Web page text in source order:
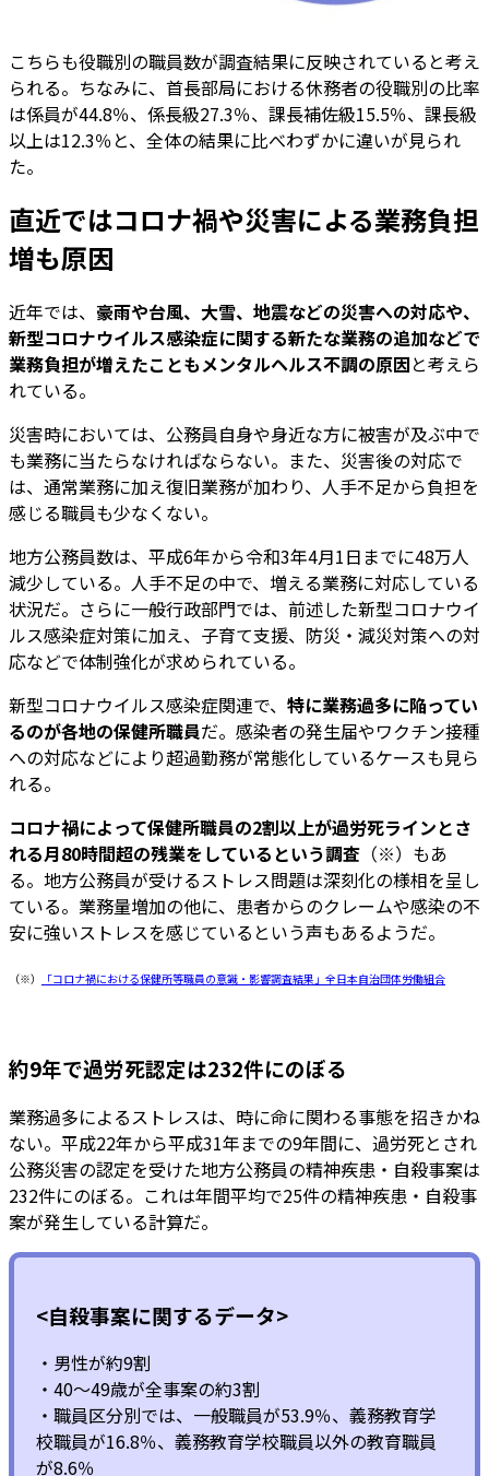
こちらも役職別の職員数が調査結果に反映されていると考え
られる。ちなみに、首長部局における休務者の役職別の比率
は係員が44.8％、係長級27.3％、課長補佐級15.5％、課長級
以上は12.3％と、全体の結果に比べわずかに違いが見られ
た。
直近ではコロナ禍や災害による業務負担
増も原因
近年では、 豪雨や台風、大雪、地震などの災害への対応や、
新型コロナウイルス感染症に関する新たな業務の追加などで
業務負担が増えたこともメンタルヘルス不調の原因と考えら
れている。
災害時においては、公務員自身や身近な方に被害が及ぶ中で
も業務に当たらなければならない。また、災害後の対応で
は、通常業務に加え復旧業務が加わり、人手不足から負担を
感じる職員も少なくない。
地方公務員数は、平成6年から令和3年4月1日までに48万人
減少している。人手不足の中で、増える業務に対応している
状況だ。さらに一般行政部門では、前述した新型コロナウイ
ルス感染症対策に加え、子育て支援、防災・減災対策への対
応などで体制強化が求められている。
新型コロナウイルス感染症関連で、 特に業務過多に陥ってい
るのが各地の保健所職員だ。感染者の発生届やワクチン接種
への対応などにより超過勤務が常態化しているケースも見ら
れる。
コロナ禍によって保健所職員の2割以上が過労死ラインとさ
れる月80時間超の残業をしているという調査 （※）もあ
る。地方公務員が受けるストレス問題は深刻化の様相を呈し
ている。業務量増加の他に、患者からのクレームや感染の不
安に強いストレスを感じているという声もあるようだ。
（※） 「コロナ禍における保健所等職員の意識・影響調査結果」全日本自治団体労働組合
約9年で過労死認定は232件にのぼる
業務過多によるストレスは、時に命に関わる事態を招きかね
ない。平成22年から平成31年までの9年間に、過労死とされ
公務災害の認定を受けた地方公務員の精神疾患・自殺事案は
232件にのぼる。これは年間平均で25件の精神疾患・自殺事
案が発生している計算だ。
<自殺事案に関するデータ>
・男性が約9割
・40～49歳が全事案の約3割
・職員区分別では、一般職員が53.9％、義務教育学
校職員が16.8％、義務教育学校職員以外の教育職員
が8.6％